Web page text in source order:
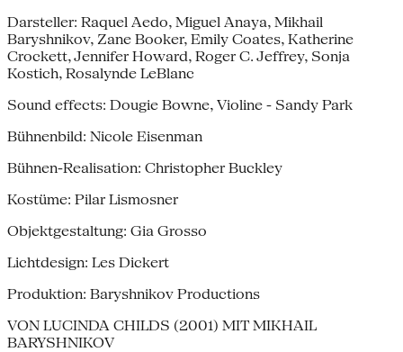
Darsteller: Raquel Aedo, Miguel Anaya, Mikhail
Baryshnikov, Zane Booker, Emily Coates, Katherine
Crockett, Jennifer Howard, Roger C. Jeffrey, Sonja
Kostich, Rosalynde LeBlanc
Sound effects: Dougie Bowne, Violine - Sandy Park
Bühnenbild: Nicole Eisenman
Bühnen-Realisation: Christopher Buckley
Kostüme: Pilar Lismosner
Objektgestaltung: Gia Grosso
Lichtdesign: Les Dickert
Produktion: Baryshnikov Productions
VON LUCINDA CHILDS (2001) MIT MIKHAIL
BARYSHNIKOV